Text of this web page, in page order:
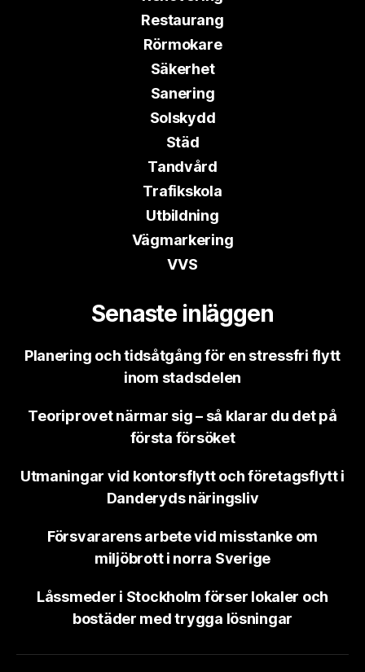
Restaurang
Rörmokare
Säkerhet
Sanering
Solskydd
Städ
Tandvård
Trafikskola
Utbildning
Vägmarkering
VVS
Senaste inläggen
Planering och tidsåtgång för en stressfri flytt
inom stadsdelen
Teoriprovet närmar sig – så klarar du det på
första försöket
Utmaningar vid kontorsflytt och företagsflytt i
Danderyds näringsliv
Försvararens arbete vid misstanke om
miljöbrott i norra Sverige
Låssmeder i Stockholm förser lokaler och
bostäder med trygga lösningar